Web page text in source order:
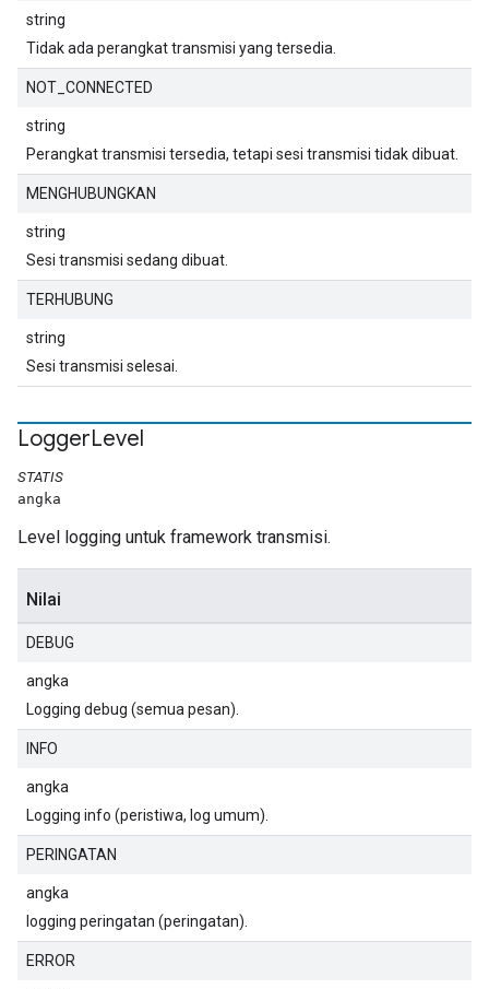
string
Tidak ada perangkat transmisi yang tersedia.
NOT_CONNECTED
string
Perangkat transmisi tersedia, tetapi sesi transmisi tidak dibuat.
MENGHUBUNGKAN
string
Sesi transmisi sedang dibuat.
TERHUBUNG
string
Sesi transmisi selesai.
LoggerLevel
STATIS
angka
Level logging untuk framework transmisi.
Nilai
DEBUG
angka
Logging debug (semua pesan).
INFO
angka
Logging info (peristiwa, log umum).
PERINGATAN
angka
logging peringatan (peringatan).
ERROR